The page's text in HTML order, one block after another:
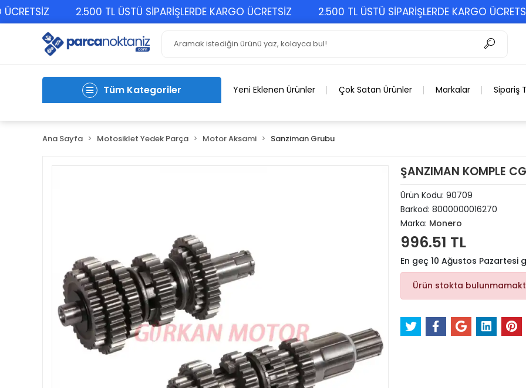
2.500 TL ÜSTÜ SİPARİŞLERDE KARGO ÜCRETSİZ 2.500 TL ÜSTÜ SİPARİŞLERDE KARGO ÜCRETSİZ
Tüm Kategoriler Yeni Eklenen Ürünler Çok Satan Ürünler Markalar Sipariş
Ana Sayfa Motosiklet Yedek Parça Motor Aksami Sanziman Grubu
ŞANZIMAN KOMPLE
Ürün Kodu: 90709
Barkod: 8000000016270
Marka: Monero
996.51 TL
En geç 10 Ağustos Pazartesi
Ürün stokta